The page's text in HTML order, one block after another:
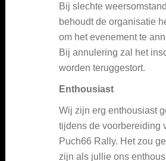
Bij slechte
behoudt de organisatie
om het evenement te
Bij annulering zal het
worden teruggestort.
Enthousiast
Wij zijn erg enthousiast
tijdens de voorbereiding
Puch66 Rally. Het zou
zijn als jullie ons